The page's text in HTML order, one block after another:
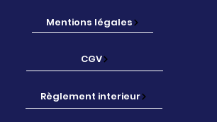
Mentions légales
CGV
Règlement interieur